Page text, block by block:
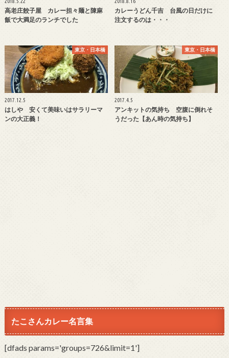
高老庄餃子屋 カレー担々麺と陳麻
飯で大満足のランチでした
カレーうどん千吉 台風の日だけに
注文するのは・・・
東京・日本橋
2017.12.5
はしや 安くて美味いはサラリーマ
ンの大正義！
東京・日本橋
2017.4.5
アンキットの気持ち 空腹に倒れそ
うだった【あん時の気持ち】
たこさんカレー名言集
[dfads params='groups=726&limit=1']